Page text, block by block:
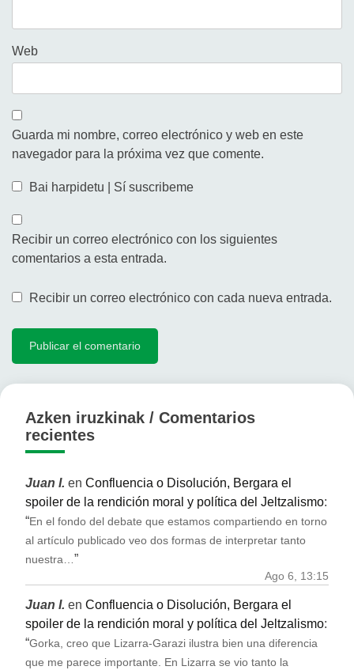
Web
Guarda mi nombre, correo electrónico y web en este
navegador para la próxima vez que comente.
Bai harpidetu | Sí suscribeme
Recibir un correo electrónico con los siguientes
comentarios a esta entrada.
Recibir un correo electrónico con cada nueva entrada.
Azken iruzkinak / Comentarios
recientes
Juan I. en Confluencia o Disolución, Bergara el
spoiler de la rendición moral y política del Jeltzalismo:
“En el fondo del debate que estamos compartiendo en torno
al artículo publicado veo dos formas de interpretar tanto
nuestra… ”
Ago 6, 13:15
Juan I. en Confluencia o Disolución, Bergara el
spoiler de la rendición moral y política del Jeltzalismo:
“Gorka, creo que Lizarra-Garazi ilustra bien una diferencia
que me parece importante. En Lizarra se vio tanto la